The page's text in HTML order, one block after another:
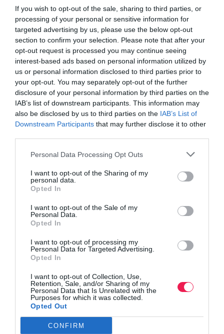
If you wish to opt-out of the sale, sharing to third parties, or
processing of your personal or sensitive information for
targeted advertising by us, please use the below opt-out
section to confirm your selection. Please note that after your
opt-out request is processed you may continue seeing
interest-based ads based on personal information utilized by
us or personal information disclosed to third parties prior to
your opt-out. You may separately opt-out of the further
disclosure of your personal information by third parties on the
IAB’s list of downstream participants. This information may
also be disclosed by us to third parties on the IAB’s List of
Downstream Participants that may further disclose it to other
Personal Data Processing Opt Outs
I want to opt-out of the Sharing of my
personal data.
Opted In
I want to opt-out of the Sale of my
Personal Data.
Opted In
I want to opt-out of processing my
Personal Data for Targeted Advertising.
Opted In
I want to opt-out of Collection, Use,
Retention, Sale, and/or Sharing of my
Personal Data that Is Unrelated with the
Purposes for which it was collected.
Opted Out
CONFIRM
Γίνε Συνδρομητής